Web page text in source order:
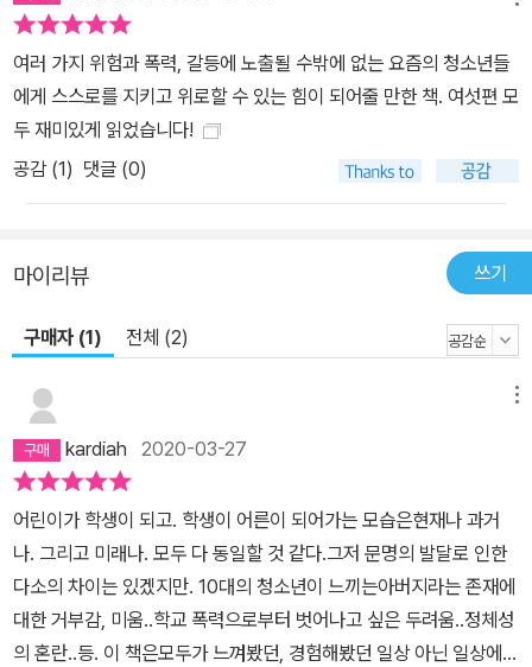
로 가족을 빚더미에 파묻히게 한 아빠의 존재와 잦은 이사로 인한 불
안감 속에서도 은유가 쓰러지지 않을 수 있는 건 이웃집 여자에게서
받은 위로와 은유 한 명을 위해 ‘무거워서 던져 버리고 싶은 수박을 억
척스럽게 들고 온 엄마’가 있어서다. “엄마는 너 잘 먹일 거야. 이사
왔으니까 더 잘 해 먹이고, 잘 살 거야.”(「펜트하우스에 갇힌 날」) 이
렇게 한없이 긴 터널과도 같은 괴로움 속에서도 아이들이 세상을 향
해 한 발짝 더 나아갈 수 있는 것은 그 존재를 진심으로 아끼고 격려해
아주고 싶은 나를 발견할 수 있다면 좋겠다’는 작가의 말처럼 『벌레를
널의 끝엔 반드시 빛이 있다는 희망이 독자들에게도 전달되기를 바란
여러 가지 위험과 폭력, 갈등에 노출될 수밖에 없는 요즘의 청소년들
에게 스스로를 지키고 위로할 수 있는 힘이 되어줄 만한 책. 여섯편 모
두 재미있게 읽었습니다!
공감 (1) 댓글 (0)
마이리뷰 쓰기
구매자 (1) 전체 (2)
kardiah 2020-03-27
어린이가 학생이 되고. 학생이 어른이 되어가는 모습은현재나 과거
나. 그리고 미래나. 모두 다 동일할 것 같다.그저 문명의 발달로 인한
다소의 차이는 있겠지만. 10대의 청소년이 느끼는아버지라는 존재에
대한 거부감, 미움..학교 폭력으로부터 벗어나고 싶은 두려움..정체성
의 혼란..등. 이 책은모두가 느껴봤던, 경험해봤던 일상 아닌 일상에